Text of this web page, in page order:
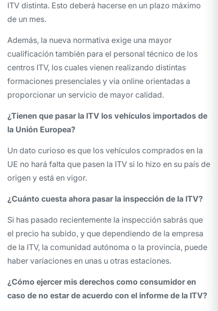
ITV distinta. Esto deberá hacerse en un plazo máximo
de un mes.
Además, la nueva normativa exige una mayor
cualificación también para el personal técnico de los
centros ITV, los cuales vienen realizando distintas
formaciones presenciales y vía online orientadas a
proporcionar un servicio de mayor calidad.
¿Tienen que pasar la ITV los vehículos importados de
la Unión Europea?
Un dato curioso es que los vehículos comprados en la
UE no hará falta que pasen la ITV si lo hizo en su país de
origen y está en vigor.
¿Cuánto cuesta ahora pasar la inspección de la ITV?
Si has pasado recientemente la inspección sabrás que
el precio ha subido, y que dependiendo de la empresa
de la ITV, la comunidad autónoma o la provincia, puede
haber variaciones en unas u otras estaciones.
¿Cómo ejercer mis derechos como consumidor en
caso de no estar de acuerdo con el informe de la ITV?